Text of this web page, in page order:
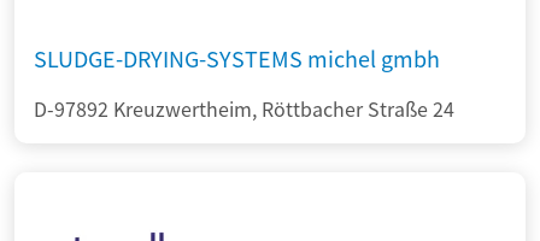
SLUDGE-DRYING-SYSTEMS michel gmbh
D-97892 Kreuzwertheim, Röttbacher Straße 24